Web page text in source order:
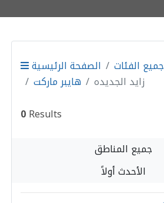
الصفحة الرئيسية جميع الفئات
هايبر ماركت
زايد الجديده
0Results
جميع المناطق
الأحدث أولاً